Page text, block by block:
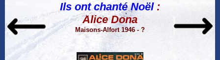
Ils ont chanté Noël:
Alice Dona
Maisons-Alfort 1946 - ?